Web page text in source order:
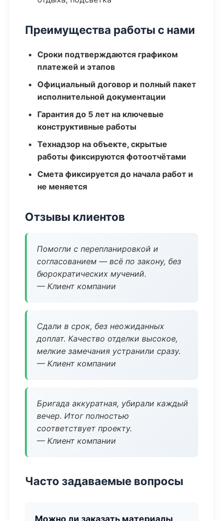
Преимущества работы с нами
Сроки подтверждаются графиком
платежей и этапов
Официальный договор и полный пакет
исполнительной документации
Гарантия до 5 лет на ключевые
конструктивные работы
Технадзор на объекте, скрытые
работы фиксируются фотоотчётами
Смета фиксируется до начала работ и
не меняется
Отзывы клиентов
Помогли с перепланировкой и
согласованием — всё по закону, без
бюрократических мучений.
— Клиент компании
Сдали в срок, без неожиданных
доплат. Качество отделки высокое,
мелкие замечания устранили сразу.
— Клиент компании
Бригада аккуратная, убирали каждый
вечер. Итог полностью
соответствует проекту.
— Клиент компании
Часто задаваемые вопросы
Можно ли заказать материалы